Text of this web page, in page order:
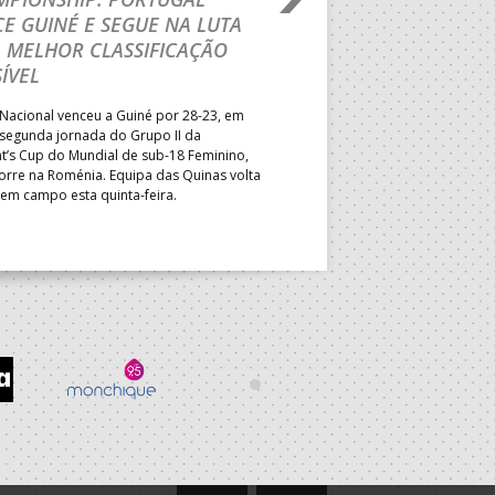
GUINÉ E SEGUE NA LUTA
MELHOR CLASSIFICAÇÃO
venceu a Guiné por 28-23, em
jornada do Grupo II da
Cup do Mundial de sub-18 Feminino,
na Roménia. Equipa das Quinas volta
campo esta quinta-feira.
MAIN ROUND
Segunda parte dominada
derrota portuguesa por 35-
Grupo II da Main Round do
Masculino, em Belgrado.
a entrar em campo esta
horas.